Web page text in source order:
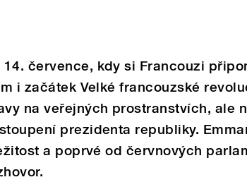
14. července, kdy si Francouzi
i začátek Velké francouzské
na veřejných prostranstvích, ale
prezidenta republiky.
a poprvé od červnových